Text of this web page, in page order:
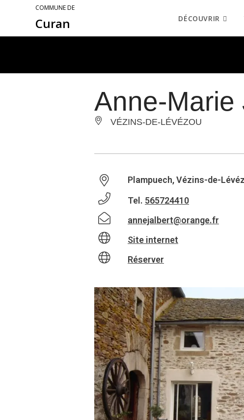
COMMUNE DE
Curan DÉCOUVRIR
Anne-Marie
VÉZINS-DE-LÉVÉZOU
Plampuech, Vézins-de-
Tel. 565724410
annejalbert@orange.fr
Site internet
Réserver